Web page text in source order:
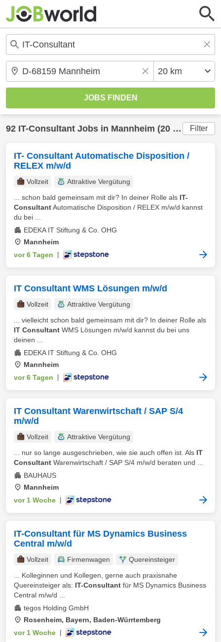
92 IT-Consultant Jobs in Mannheim (20 km) gefunden Filter
IT- Consultant Automatische Disposition /
RELEX m/w/d
Vollzeit
Attraktive Vergütung
... schon bald gemeinsam mit dir? In deiner Rolle als IT-
ConsultantAutomatische Disposition / RELEX m/w/d kannst
du bei ...
EDEKA IT Stiftung & Co. OHG
Mannheim
vor 6 Tagen
IT Consultant WMS Lösungen m/w/d
Vollzeit
Attraktive Vergütung
... vielleicht schon bald gemeinsam mit dir? In deiner Rolle als
IT Consultant WMS Lösungen m/w/d kannst du bei uns
deinen ...
EDEKA IT Stiftung & Co. OHG
Mannheim
vor 6 Tagen
IT Consultant Warenwirtschaft / SAP S/4
m/w/d
Vollzeit
Attraktive Vergütung
... nur so lange ausgeschrieben, wie sie auch offen ist. Als IT
Consultant Warenwirtschaft / SAP S/4 m/w/d beraten und ...
BAUHAUS
Mannheim
vor 1 Woche
IT-Consultant für MS Dynamics Business
Central m/w/d
Vollzeit Firmenwagen
Quereinsteiger
... Kolleginnen und Kollegen, gerne auch praxisnahe
Quereinsteiger als: IT-Consultant für MS Dynamics Business
Central m/w/d ...
tegos Holding GmbH
Rosenheim, Bayern, Baden-Würrtemberg
vor 1 Woche